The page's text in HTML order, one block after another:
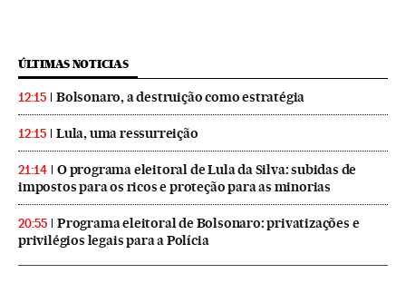
ÚLTIMAS NOTICIAS
12:15 Bolsonaro, a destruição como estratégia
12:15 Lula, uma ressurreição
21:14
O programa eleitoral de Lula da Silva: subidas de
impostos para os ricos e proteção para as minorias
20:55
Programa eleitoral de Bolsonaro: privatizações e
privilégios legais para a Polícia